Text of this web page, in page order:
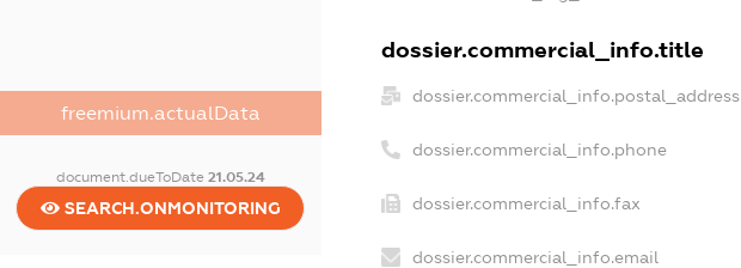
freemium.actualData
document.dueToDate 21.05.24
SEARCH.ONMONITORING
dossier.commercial_info.title
dossier.commercial_info.postal_address
dossier.commercial_info.phone
dossier.commercial_info.fax
dossier.commercial_info.email